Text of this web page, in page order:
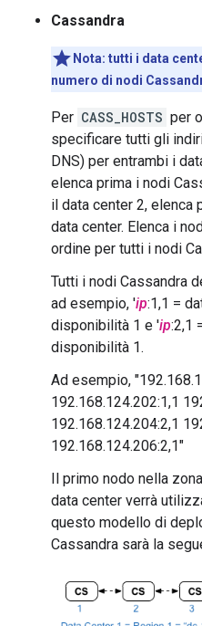
Cassandra
Nota: tutti i data
numero di nodi
Per CASS_HOSTS per
specificare tutti gli
DNS) per entrambi i
elenca prima i nodi
il data center 2, elenca
data center. Elenca i
ordine per tutti i nodi
Tutti i nodi Cassandra
ad esempio, 'ip:1,1 =
disponibilità 1 e 'ip:2,1
disponibilità 1.
Ad esempio,
192.168.124.202:1,1
192.168.124.204:2,1
192.168.124.206:2,1"
Il primo nodo nella
data center verrà
questo modello di
Cassandra sarà la